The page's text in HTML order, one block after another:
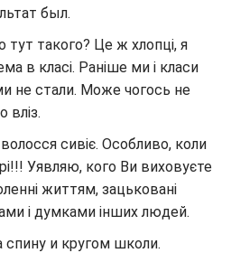
был.
такого? Це ж хлопці, я
в класі. Раніше ми і класи
не стали. Може чогось не
вліз.
сивіє. Особливо, коли
Уявляю, кого Ви виховуєте
життям, зацьковані
і думками інших людей.
и кругом школи.